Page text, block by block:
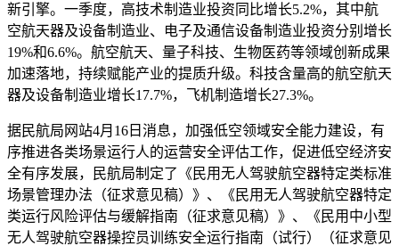
新引擎。一季度，高技术制造业投资同比增长5.2%，其中航
空航天器及设备制造业、电子及通信设备制造业投资分别增长
19%和6.6%。航空航天、量子科技、生物医药等领域创新成果
加速落地，持续赋能产业的提质升级。科技含量高的航空航天
器及设备制造业增长17.7%，飞机制造增长27.3%。
据民航局网站4月16日消息，加强低空领域安全能力建设，有
序推进各类场景运行人的运营安全评估工作，促进低空经济安
全有序发展，民航局制定了《民用无人驾驶航空器特定类标准
场景管理办法（征求意见稿）》、《民用无人驾驶航空器特定
类运行风险评估与缓解指南（征求意见稿）》、《民用中小型
无人驾驶航空器操控员训练安全运行指南（试行）（征求意见